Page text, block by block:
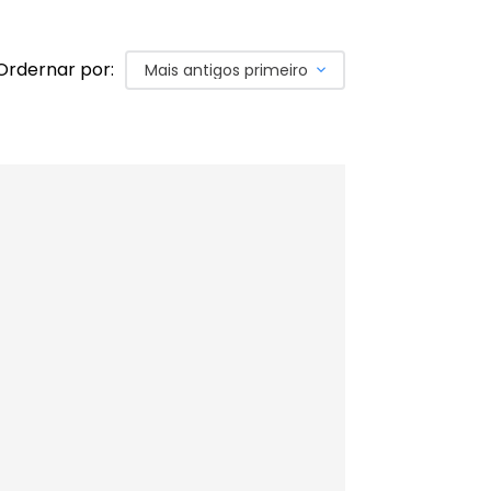
por: Mais antigos primeiro